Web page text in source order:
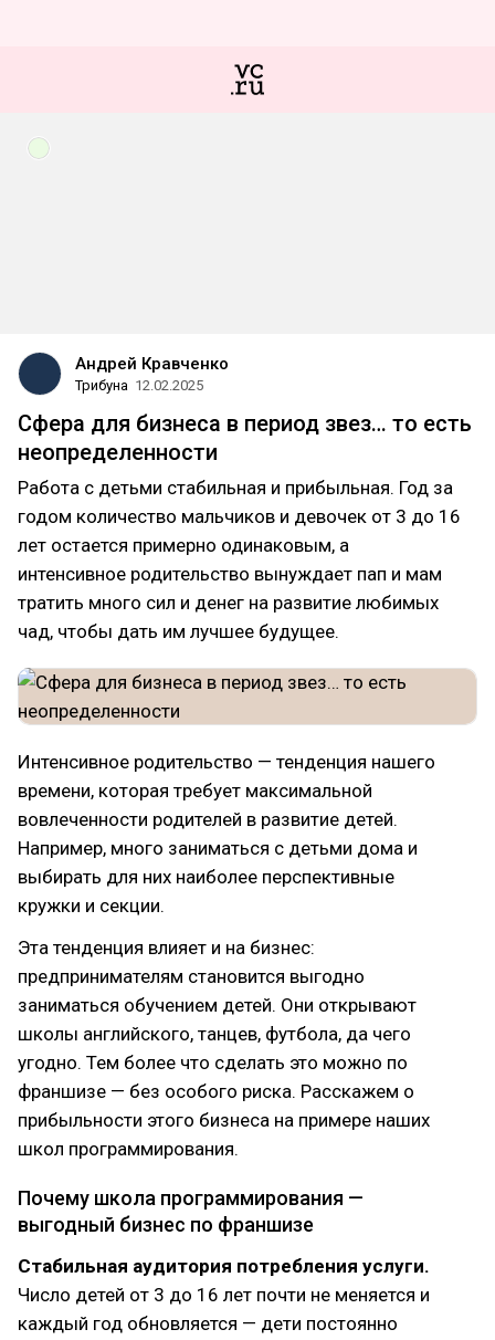
Андрей Кравченко
Трибуна 12.02.2025
Сфера для бизнеса в период звез… то есть
неопределенности
Работа с детьми стабильная и прибыльная. Год за
годом количество мальчиков и девочек от 3 до 16
лет остается примерно одинаковым, а
интенсивное родительство вынуждает пап и мам
тратить много сил и денег на развитие любимых
чад, чтобы дать им лучшее будущее.
Интенсивное родительство — тенденция нашего
времени, которая требует максимальной
вовлеченности родителей в развитие детей.
Например, много заниматься с детьми дома и
выбирать для них наиболее перспективные
кружки и секции.
Эта тенденция влияет и на бизнес:
предпринимателям становится выгодно
заниматься обучением детей. Они открывают
школы английского, танцев, футбола, да чего
угодно. Тем более что сделать это можно по
франшизе — без особого риска. Расскажем о
прибыльности этого бизнеса на примере наших
школ программирования.
Почему школа программирования —
выгодный бизнес по франшизе
Стабильная аудитория потребления услуги.
Число детей от 3 до 16 лет почти не меняется и
каждый год обновляется — дети постоянно